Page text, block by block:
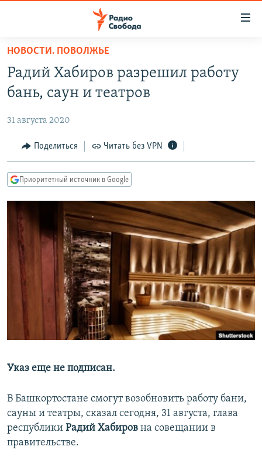
упрощенного
доступа
Вернуться
основному
Вернутся
главной
навигации
Вернутся
поиску
ПОДКАСТЫ
АВТОРСКИЕ ПРОЕКТЫ
ЦИТАТЫ СВОБОДЫ
МНЕНИЯ
IDEL.РЕАЛИИ
КАВКАЗ.РЕАЛИИ
СЕВЕР.РЕАЛИИ
СИБИРЬ.РЕАЛИИ
РАСПИСАНИЕ ВЕЩАНИЯ
ПОДПИШИТЕСЬ НА РАССЫЛКУ
СОЦИАЛЬНЫЕ СЕТИ
Все сайты РСЕ/РС
НОВОСТИ. ПОВОЛЖЬЕ
Радий Хабиров разрешил работу
бань, саун и театров
31 августа 2020
Поделиться Читать без VPN
Приоритетный источник в Google
Указ еще не подписан.
В Башкортостане смогут возобновить работу бани,
сауны и театры, сказал сегодня, 31 августа, глава
республики Радий Хабиров на совещании в
правительстве.